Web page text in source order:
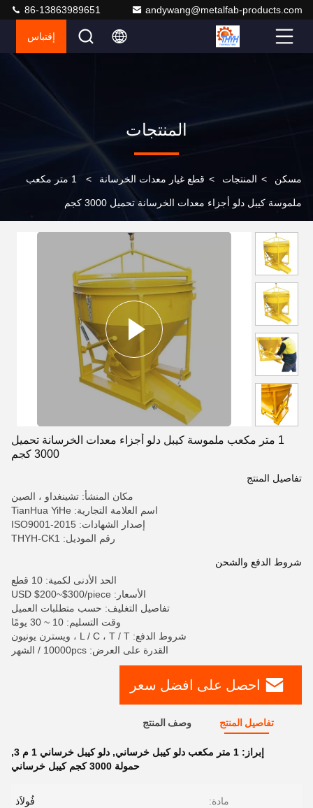
andywang@metalfab-products.com
86-13863989651
إقتباس
المنتجات
مسكن > المنتجات > قطع غيار معدات الخرسانة > 1 متر مكعب
ملموسة كيبل دلو أجزاء معدات الخرسانة تحميل 3000 كجم
1 متر مكعب ملموسة كيبل دلو أجزاء معدات الخرسانة تحميل
3000 كجم
تفاصيل المنتج
مكان المنشأ: تشينغداو ، الصين
اسم العلامة التجارية: TianHua YiHe
إصدار الشهادات: ISO9001-2015
رقم الموديل: THYH-CK1
شروط الدفع والشحن
الحد الأدنى لكمية: 10 قطع
الأسعار: USD $200~$300/piece
تفاصيل التغليف: حسب متطلبات العميل
وقت التسليم: 10 ~ 30 يومًا
شروط الدفع: L / C ، T / T ، ويسترن يونيون
القدرة على العرض: 10000pcs / الشهر
احصل على افضل سعر
تفاصيل المنتج وصف المنتج
إبراز: 1 متر مكعب دلو كيبل خرساني , دلو كيبل خرساني 1 م 3
,
حمولة 3000 كجم كيبل خرساني
مادة: فُولاَذ